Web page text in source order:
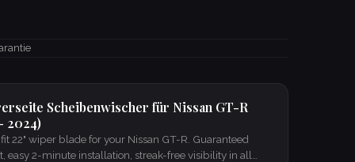
Scheibenwischer für Nissan GT-R
2024)
22" wiper blade for your Nissan GT-R. Guaranteed
easy 2-minute installation, streak-free visibility in all